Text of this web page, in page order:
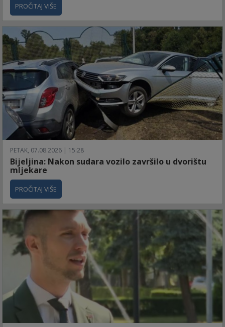
PROČITAJ VIŠE
PETAK, 07.08.2026 | 15:28
Bijeljina: Nakon sudara vozilo završilo u dvorištu
mljekare
PROČITAJ VIŠE